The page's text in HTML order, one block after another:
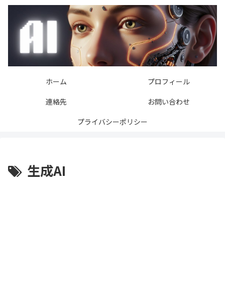
ホーム
プロフィール
連絡先
お問い合わせ
プライバシーポリシー
生成AI